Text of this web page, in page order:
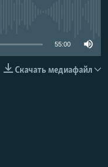
55:00
Скачать медиафайл